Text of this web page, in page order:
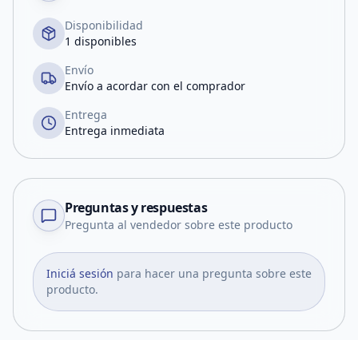
Disponibilidad
1 disponibles
Envío
Envío a acordar con el comprador
Entrega
Entrega inmediata
Preguntas y respuestas
Pregunta al vendedor sobre este producto
Iniciá sesión para hacer una pregunta sobre este
producto.